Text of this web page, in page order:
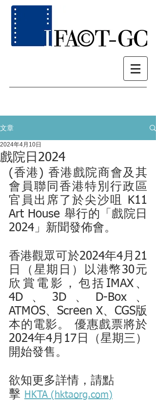
文章
戲院日2024
2024年4月10日
(香港) 香港戲院商會及其
會員聯同香港特別行政區
官員出席了於尖沙咀 K11
Art House 舉行的「戲院日
2024」新聞發佈會。
香港觀眾可於2024年4月21
日（星期日）以港幣30元
欣賞電影，包括IMAX、
4D、3D、D-Box、
ATMOS、Screen X、CGS版
本的電影。 優惠戲票將於
2024年4月17日（星期三）
開始發售。
欲知更多詳情，請點
擊 HKTA (hktaorg.com)